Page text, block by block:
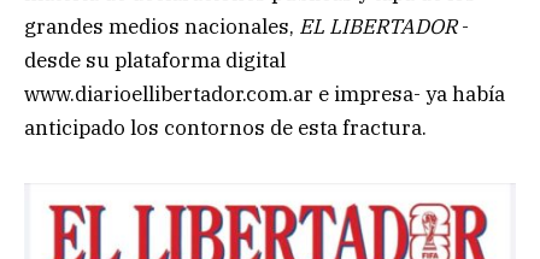
grandes medios nacionales, EL LIBERTADOR-
desde su plataforma digital
www.diarioellibertador.com.ar e impresa- ya había
anticipado los contornos de esta fractura.